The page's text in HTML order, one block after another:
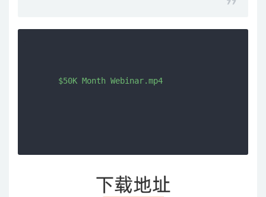
      $50K Month Webinar.mp4